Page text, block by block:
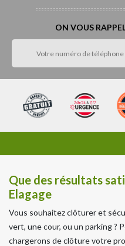
ON VOUS
Que des résultats
Elagage
Vous souhaitez clôturer et
vert, une cour, ou un parking ?
chargerons de clôture votre